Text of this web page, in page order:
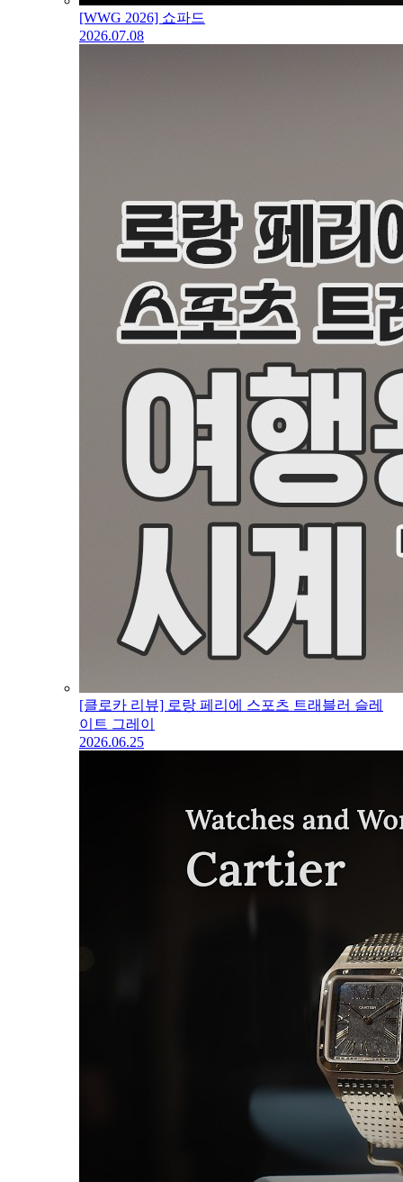
[WWG 2026] 쇼파드
2026.07.08
[클로카 리뷰] 로랑 페리에 스포츠 트래블러 슬레
이트 그레이
2026.06.25